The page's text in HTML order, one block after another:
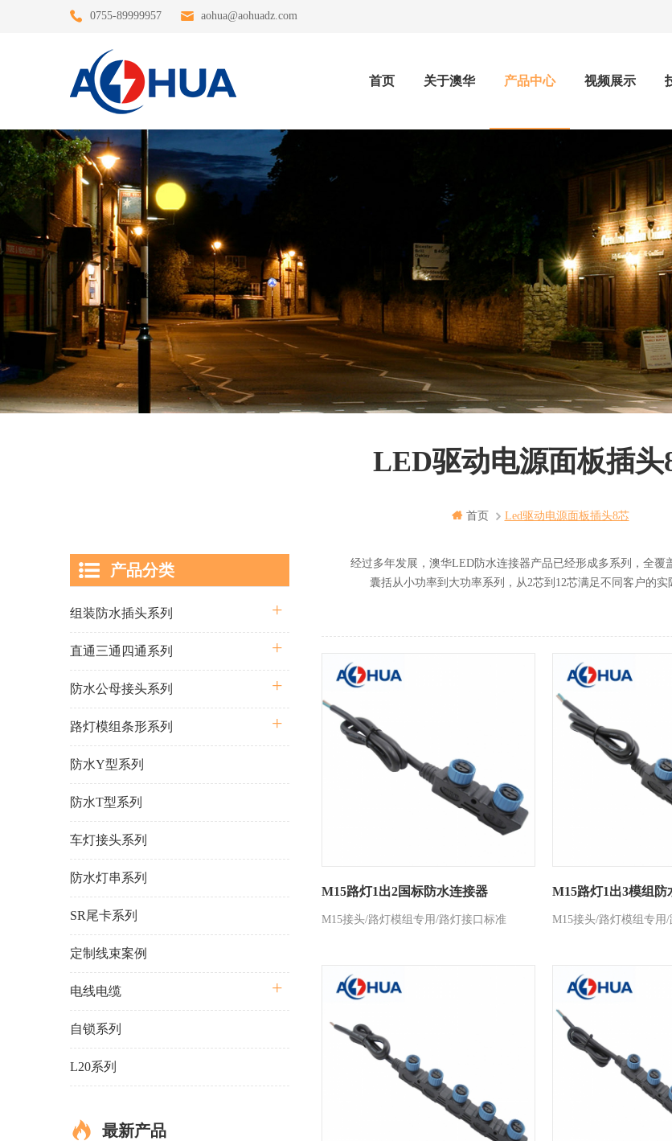
0755-89999957 aohua@aohuadz.com
首页 关于澳华 产品中心 视频展示
LED驱动电源面板插头
首页 Led驱动电源面板插头8芯
经过多年发展，澳华LED防水连接器产品已经形成多系列，全覆盖
囊括从小功率到大功率系列，从2芯到12芯满足不同客户的实际
M15路灯1出2国标防水连接器
M15接头/路灯模组专用/路灯接口标准
M15路灯1出3模组防
M15接头/路灯模组专用
产品分类
组装防水插头系列
直通三通四通系列
防水公母接头系列
路灯模组条形系列
防水Y型系列
防水T型系列
车灯接头系列
防水灯串系列
SR尾卡系列
定制线束案例
电线电缆
自锁系列
L20系列
最新产品